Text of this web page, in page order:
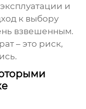
и
к выбору
взвешенным.
– это риск,